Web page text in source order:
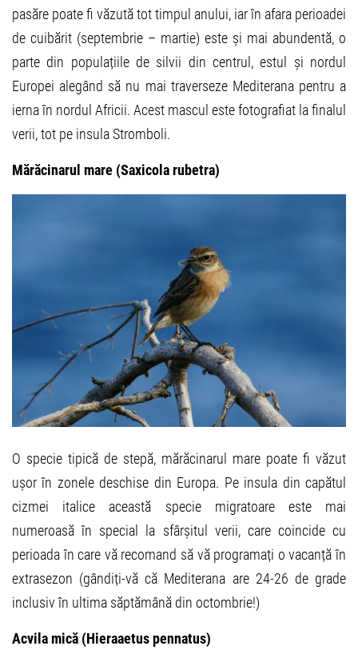
pasăre poate fi văzută tot timpul anului, iar în afara perioadei
de cuibărit (septembrie – martie) este și mai abundentă, o
parte din populațiile de silvii din centrul, estul și nordul
Europei alegând să nu mai traverseze Mediterana pentru a
ierna în nordul Africii. Acest mascul este fotografiat la finalul
verii, tot pe insula Stromboli.
Mărăcinarul mare (Saxicola rubetra)
O specie tipică de stepă, mărăcinarul mare poate fi văzut
ușor în zonele deschise din Europa. Pe insula din capătul
cizmei italice această specie migratoare este mai
numeroasă în special la sfârșitul verii, care coincide cu
perioada în care vă recomand să vă programați o vacanță în
extrasezon (gândiți-vă că Mediterana are 24-26 de grade
inclusiv în ultima săptămână din octombrie!)
Acvila mică (Hieraaetus pennatus)